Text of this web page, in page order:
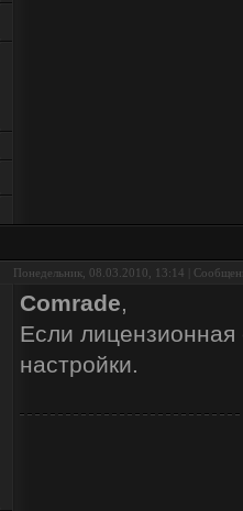
Понедельник, 08.03.2010, 13:14 |
Comrade,
Если
настройки.